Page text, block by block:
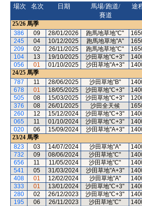
場次
名次 日期
馬場/跑道/
賽道
途
25/26 馬季
386
09 28/01/2026 跑馬地草地"C"
245
04 10/12/2025 跑馬地草地"A"
209
02 26/11/2025 跑馬地草地"C"
104
13 19/10/2025 沙田草地"C+3"
056
01 01/10/2025 沙田草地"A+3"
24/25 馬季
787
11 28/06/2025 沙田草地"B"
678
01 18/05/2025 沙田草地"C+3"
505
08 15/03/2025 沙田草地"C+3"
376
08 26/01/2025 沙田全天候
260
12 15/12/2024 沙田草地"C+3"
065
11 01/10/2024 沙田草地"C+3"
020
06 15/09/2024 沙田草地"A+3"
23/24 馬季
823
03 14/07/2024 沙田草地"A"
732
09 08/06/2024 沙田草地"C"
656
11 11/05/2024 沙田草地"C"
541
05 31/03/2024 沙田草地"A+3"
408
01 12/02/2024 沙田草地"A"
333
01 13/01/2024 沙田草地"C+3"
280
02 26/12/2023 沙田草地"C+3"
195
06 26/11/2023 沙田草地"C"